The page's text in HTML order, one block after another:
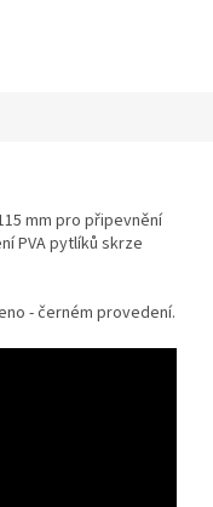
mm pro připevnění
PVA pytlíků skrze
- černém provedení.